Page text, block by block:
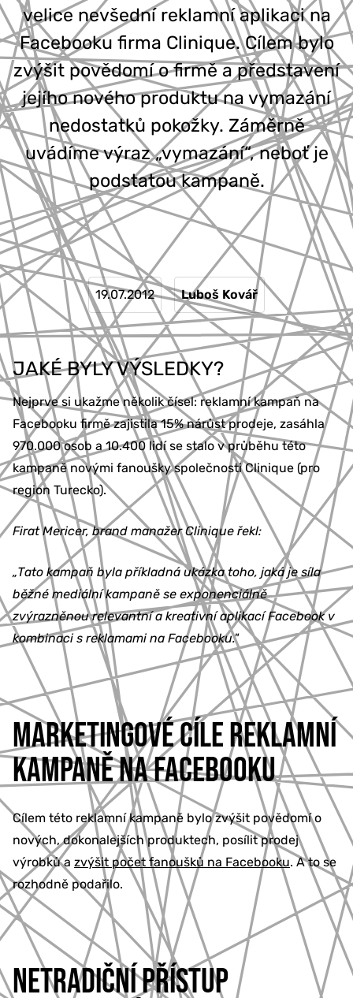
velice nevšední reklamní aplikaci na
Facebooku firma Clinique. Cílem bylo
zvýšit povědomí o firmě a představení
jejího nového produktu na vymazání
nedostatků pokožky. Záměrně
uvádíme výraz „vymazání“, neboť je
podstatou kampaně.
19.07.2012 Luboš Kovář
JAKÉ BYLY VÝSLEDKY?
Nejprve si ukažme několik čísel: reklamní kampaň na
Facebooku firmě zajistila 15% nárůst prodeje, zasáhla
970.000 osob a 10.400 lidí se stalo v průběhu této
kampaně novými fanoušky společnosti Clinique (pro
region Turecko).
Firat Mericer, brand manažer Clinique řekl:
„Tato kampaň byla příkladná ukázka toho, jaká je síla
běžné mediální kampaně se exponenciálně
zvýrazněnou relevantní a kreativní aplikací Facebook v
kombinaci s reklamami na Facebooku."
MARKETINGOVÉ CÍLE REKLAMNÍ
KAMPANĚ NA FACEBOOKU
Cílem této reklamní kampaně bylo zvýšit povědomí o
nových, dokonalejších produktech, posílit prodej
výrobků a zvýšit počet fanoušků na Facebooku. A to se
rozhodně podařilo.
NETRADIČNÍ PŘÍSTUP